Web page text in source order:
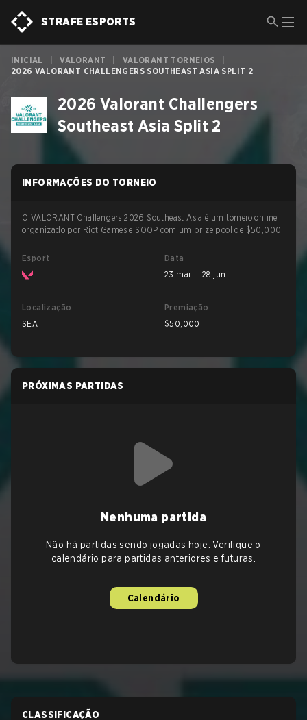
STRAFE ESPORTS
INICIAL VALORANT VALORANT TORNEIOS
2026 VALORANT CHALLENGERS SOUTHEAST ASIA SPLIT 2
2026 Valorant Challengers
Southeast Asia Split 2
INFORMAÇÕES DO TORNEIO
O VALORANT Challengers 2026 Southeast Asia é um torneio online
organizado por Riot Games e SOOP com um prize pool de $50,000.
Esport
Data
23 mai. – 28 jun.
Localização
SEA
Premiação
$50,000
PRÓXIMAS PARTIDAS
Nenhuma partida
Não há partidas sendo jogadas hoje. Verifique o
calendário para partidas anteriores e futuras.
Calendário
CLASSIFICAÇÃO